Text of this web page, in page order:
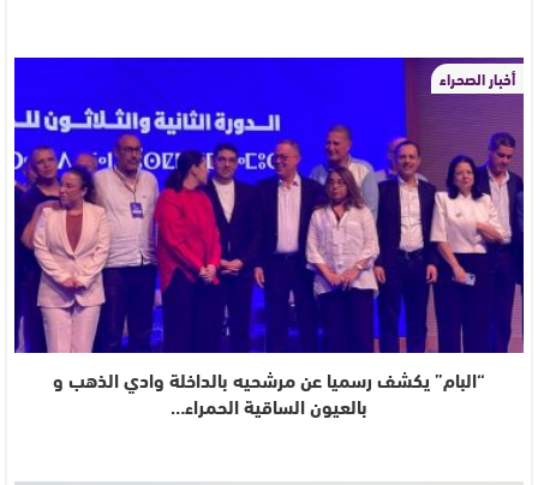
أخبار الصحراء
“البام” يكشف رسميا عن مرشحيه بالداخلة وادي الذهب و
بالعيون الساقية الحمراء…